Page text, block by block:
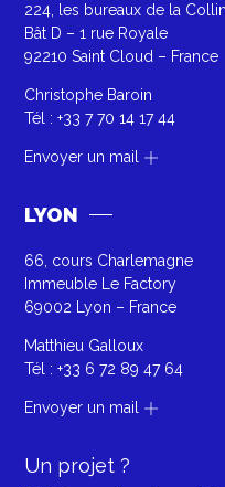
224, les bureaux de la
Bât D – 1 rue Royale
92210 Saint Cloud – France
Christophe Baroin
Tél :+33 7 70 14 17 44
Envoyer un mail
LYON
66, cours Charlemagne
Immeuble Le Factory
69002 Lyon – France
Matthieu Galloux
Tél :+33 6 72 89 47 64
Envoyer un mail
Un projet ?